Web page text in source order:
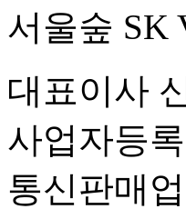
서울숲 SK
대표이사
사업자등
통신판매